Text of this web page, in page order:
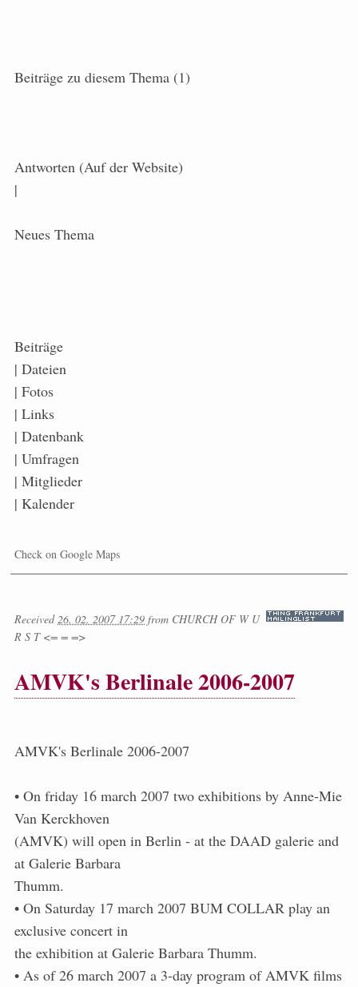
Beiträge zu diesem Thema (1)
Antworten (Auf der Website)
|
Neues Thema
Beiträge
| Dateien
| Fotos
| Links
| Datenbank
| Umfragen
| Mitglieder
| Kalender
Check on Google Maps
Received26. 02. 2007 17:29 from CHURCH OF W U
R S T <= = =>
AMVK's Berlinale 2006-2007
AMVK's Berlinale 2006-2007
• On friday 16 march 2007 two exhibitions by Anne-Mie
Van Kerckhoven
(AMVK) will open in Berlin - at the DAAD galerie and
at Galerie Barbara
Thumm.
• On Saturday 17 march 2007 BUM COLLAR play an
exclusive concert in
the exhibition at Galerie Barbara Thumm.
• As of 26 march 2007 a 3-day program of AMVK films